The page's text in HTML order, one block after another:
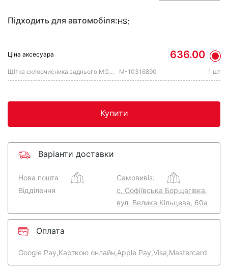
Підходить для автомобіля:HS;
Ціна аксесуара 636.00
Щітка склоочисника заднього MG HS 2019-2023 M-10316890 1 шт
Купити
Варіанти доставки
Нова пошта
Самовивіз:
Відділення
с. Софіївська Борщагівка,
вул. Велика Кільцева, 60а
Оплата
Google Pay,Карткою онлайн,Apple Pay,Visa,Mastercard